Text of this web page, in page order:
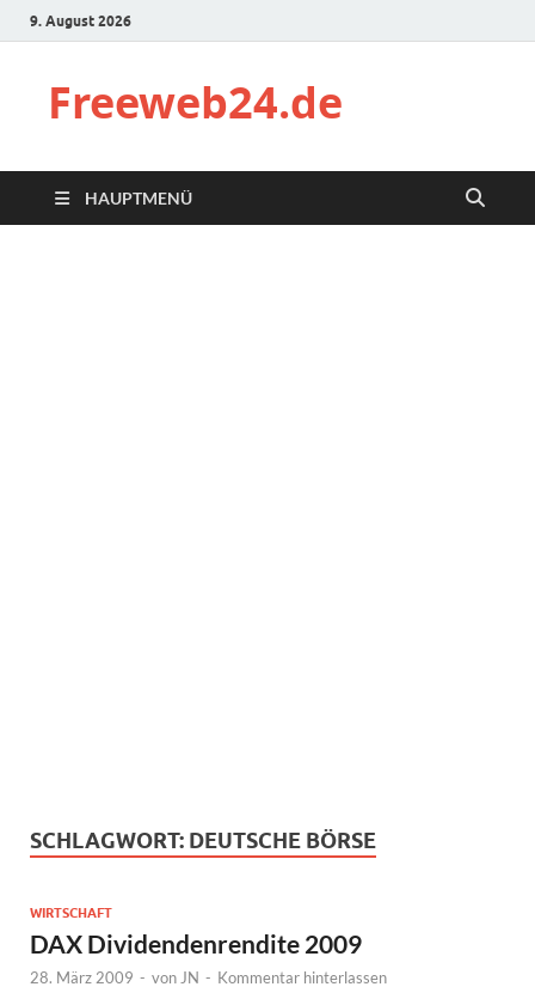
9. August 2026
Freeweb24.de
HAUPTMENÜ
SCHLAGWORT: DEUTSCHE BÖRSE
WIRTSCHAFT
DAX Dividendenrendite 2009
28. März 2009 - von JN - Kommentar hinterlassen